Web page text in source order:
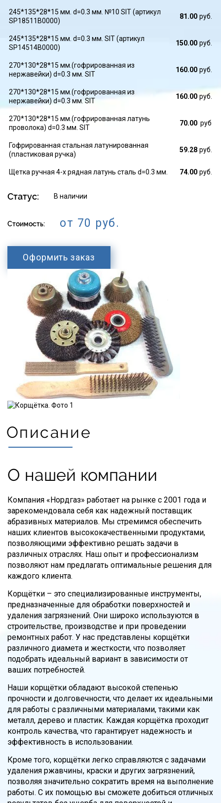
245*135*28*15 мм. d=0.3 мм. №10 SIT (артикул
SP18511B0000)
81.00 руб.
245*135*28*15 мм. d=0.3 мм. SIT (артикул
SP14514B0000)
150.00 руб.
270*130*28*15 мм.(гофрированная из
нержавейки) d=0.3 мм. SIT
160.00 руб.
270*130*28*15 мм.(гофрированная из
нержавейки) d=0.3 мм. SIT
160.00 руб.
270*130*28*15 мм.(гофрированная латунь
проволока) d=0.3 мм. SIT
70.00 руб
Гофрированная стальная латунированная
(пластиковая ручка)
59.28 руб.
Щетка ручная 4-х рядная латунь сталь d=0.3 мм. 74.00 руб.
Статус: В наличии
Стоимость: от 70 руб.
Оформить заказ
Описание
О нашей компании
Компания «Нордгаз» работает на рынке с 2001 года и
зарекомендовала себя как надежный поставщик
абразивных материалов. Мы стремимся обеспечить
наших клиентов высококачественными продуктами,
позволяющими эффективно решать задачи в
различных отраслях. Наш опыт и профессионализм
позволяют нам предлагать оптимальные решения для
каждого клиента.
Корщётки – это специализированные инструменты,
предназначенные для обработки поверхностей и
удаления загрязнений. Они широко используются в
строительстве, производстве и при проведении
ремонтных работ. У нас представлены корщётки
различного диамета и жесткости, что позволяет
подобрать идеальный вариант в зависимости от
ваших потребностей.
Наши корщётки обладают высокой степенью
прочности и долговечности, что делает их идеальными
для работы с различными материалами, такими как
металл, дерево и пластик. Каждая корщётка проходит
контроль качества, что гарантирует надежность и
эффективность в использовании.
Кроме того, корщётки легко справляются с задачами
удаления ржавчины, краски и других загрязнений,
позволяя значительно сократить время на выполнение
работы. С их помощью вы сможете добиться отличных